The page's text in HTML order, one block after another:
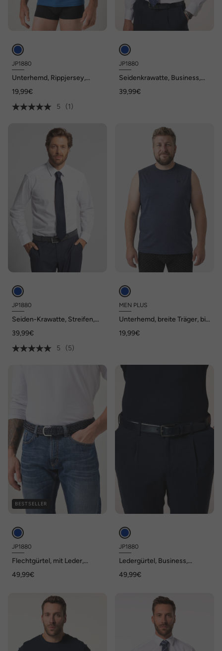
JP1880
Unterhemd, Rippjersey,
19,99€
5
(1)
JP1880
Seidenkrawatte, Business,
cm breit
39,99€
JP1880
Seiden-Krawatte, Streifen,
39,99€
5
(5)
MEN PLUS
Unterhemd, breite Träger, bis
19,99€
BESTSELLER
JP1880
Flechtgürtel, mit Leder,
49,99€
JP1880
Ledergürtel, Business,
170cm
49,99€